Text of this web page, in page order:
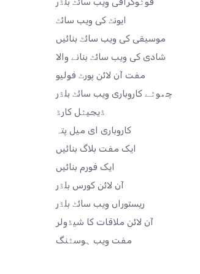
ایونٹ کی ویب سائٹ
موسیقی کی ویب سائٹ بنائیں
شادی کی ویب سائٹ بنانے والا
مفت آن لائن پورٹ فولیو
چھوٹے کاروباری ویب سائٹ بلڈر
ڈیجیٹل کارڈ
کاروباری ای میل پتہ
ایک مفت بلاگ بنائیں
ایک فورم بنائیں
آن لائن کورس بلڈر
ریستوراں ویب سائٹ بلڈر
آن لائن ملاقات کا شیڈولر
مفت ویب ہوسٹنگ